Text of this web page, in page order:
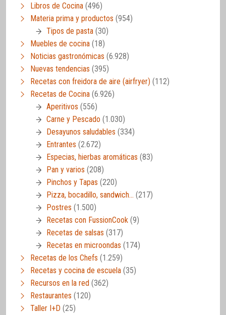
Libros de Cocina (496)
Materia prima y productos (954)
Tipos de pasta (30)
Muebles de cocina (18)
Noticias gastronómicas (6.928)
Nuevas tendencias (395)
Recetas con freidora de aire (airfryer) (112)
Recetas de Cocina (6.926)
Aperitivos (556)
Carne y Pescado (1.030)
Desayunos saludables (334)
Entrantes (2.672)
Especias, hierbas aromáticas (83)
Pan y varios (208)
Pinchos y Tapas (220)
Pizza, bocadillo, sandwich… (217)
Postres (1.500)
Recetas con FussionCook (9)
Recetas de salsas (317)
Recetas en microondas (174)
Recetas de los Chefs (1.259)
Recetas y cocina de escuela (35)
Recursos en la red (362)
Restaurantes (120)
Taller I+D (25)